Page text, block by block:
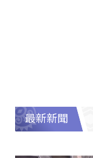
最新新聞